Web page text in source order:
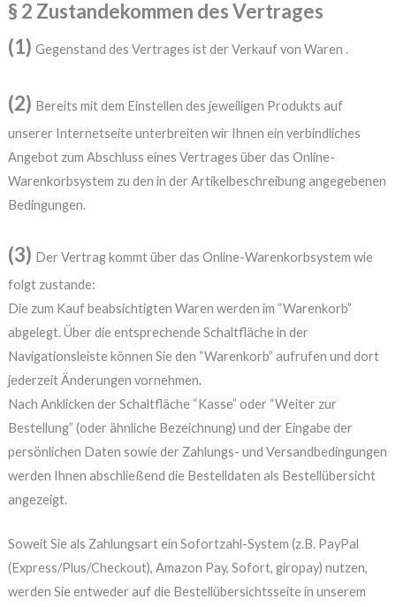
§ 2 Zustandekommen des Vertrages
(1) Gegenstand des Vertrages ist der Verkauf von Waren .
(2) Bereits mit dem Einstellen des jeweiligen Produkts auf
unserer Internetseite unterbreiten wir Ihnen ein verbindliches
Angebot zum Abschluss eines Vertrages über das Online-
Warenkorbsystem zu den in der Artikelbeschreibung angegebenen
Bedingungen.
(3) Der Vertrag kommt über das Online-Warenkorbsystem wie
folgt zustande:
Die zum Kauf beabsichtigten Waren werden im “Warenkorb”
abgelegt. Über die entsprechende Schaltfläche in der
Navigationsleiste können Sie den “Warenkorb” aufrufen und dort
jederzeit Änderungen vornehmen.
Nach Anklicken der Schaltfläche “Kasse” oder “Weiter zur
Bestellung” (oder ähnliche Bezeichnung) und der Eingabe der
persönlichen Daten sowie der Zahlungs- und Versandbedingungen
werden Ihnen abschließend die Bestelldaten als Bestellübersicht
angezeigt.
Soweit Sie als Zahlungsart ein Sofortzahl-System (z.B. PayPal
(Express/Plus/Checkout), Amazon Pay, Sofort, giropay) nutzen,
werden Sie entweder auf die Bestellübersichtsseite in unserem